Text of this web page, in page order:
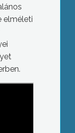
elméleti